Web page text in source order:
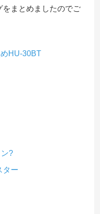
まとめましたのでご
HU-30BT
?
ター